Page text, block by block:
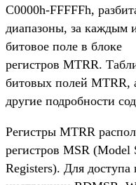
C0000h-FFFFFh,
диапазоны, за каждым
битовое поле в блоке
регистров MTRR.
битовых полей MTRR,
другие подробности
Регистры MTRR
регистров MSR (Model
Registers). Для